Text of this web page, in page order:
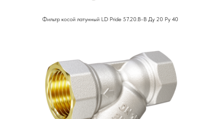
Фильтр косой латунный LD Pride 57.20.В-В Ду 20 Ру 40